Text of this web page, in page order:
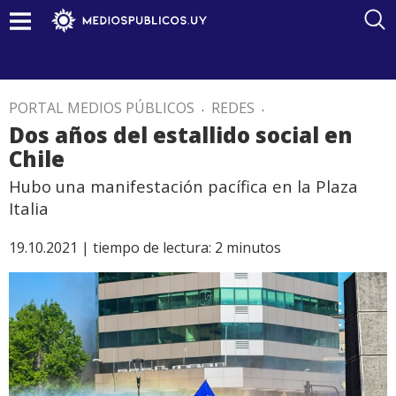
PORTAL MEDIOS PÚBLICOS . REDES .
Dos años del estallido social en
Chile
Hubo una manifestación pacífica en la Plaza
Italia
19.10.2021 | tiempo de lectura: 2 minutos